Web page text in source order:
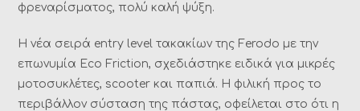
φρεναρίσματος, πολύ καλή ψύξη.
Η νέα σειρά entry level τακακίων της Ferodo με την
επωνυμία Eco Friction, σχεδιάστηκε ειδικά για μικρές
μοτοσυκλέτες, scooter και παπιά. Η φιλική προς το
περιβάλλον σύσταση της πάστας, οφείλεται στο ότι η